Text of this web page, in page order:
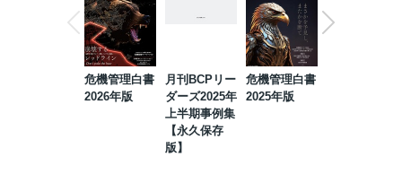
危機管理白書
2026年版
月刊BCPリー
ダーズ2025年
上半期事例集
【永久保存
版】
危機管理白書
2025年版